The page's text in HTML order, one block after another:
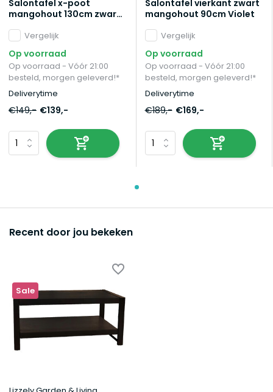
Salontafel x-poot
mangohout 130cm zwart
Vergelijk
Op voorraad
Op voorraad - Vóór 21:00
besteld, morgen geleverd!*
Deliverytime
€149,- €139,-
Salontafel vierkant zwart
mangohout 90cm Violet
Vergelijk
Op voorraad
Op voorraad - Vóór 21:00
besteld, morgen geleverd!*
Deliverytime
€189,- €169,-
Recent door jou bekeken
Sale